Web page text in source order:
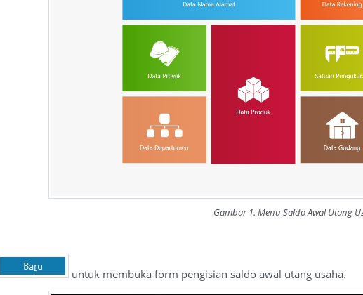
Gambar 1. Menu Saldo Awal Utang
untuk membuka form pengisian saldo awal utang usaha.